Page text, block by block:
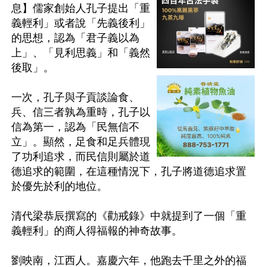
息】儒家創始人孔子提出「重
義輕利」或者說「先義後利」
的思想，認為「君子義以為
上」、「見利思義」和「義然
後取」。
一次，孔子與子貢談論食、
兵、信三者孰為重時，孔子以
信為第一，認為「民無信不
立」。顯然，足食和足兵體現
了功利追求，而民信則屬於道
德追求的範圍，在這種情況下，孔子將道德追求置
於優先於利的地位。
清代梁恭辰撰寫的《勸戒錄》中就提到了一個「重
義輕利」的商人得福報的神奇故事。
劉映南，江西人。嘉慶六年，他跑去千里之外的福